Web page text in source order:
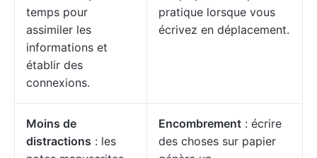
temps pour
assimiler les
informations et
établir des
connexions.
pratique lorsque vous
écrivez en déplacement.
Moins de
distractions : les
Encombrement : écrire
des choses sur papier